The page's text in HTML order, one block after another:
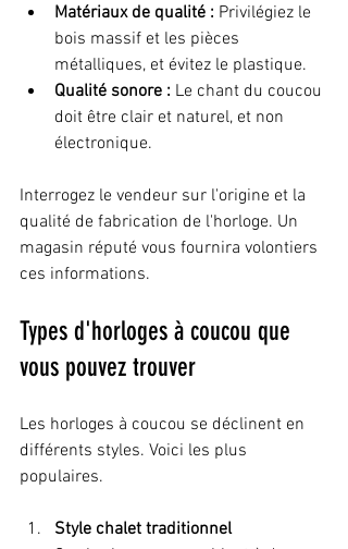
Matériaux de qualité : Privilégiez le
bois massif et les pièces
métalliques, et évitez le plastique.
Qualité sonore : Le chant du coucou
doit être clair et naturel, et non
électronique.
Interrogez le vendeur sur l'origine et la
qualité de fabrication de l'horloge. Un
magasin réputé vous fournira volontiers
ces informations.
Types d'horloges à coucou que
vous pouvez trouver
Les horloges à coucou se déclinent en
différents styles. Voici les plus
populaires.
Style chalet traditionnel